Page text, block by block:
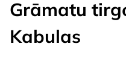
Grāmatu
Kabulas